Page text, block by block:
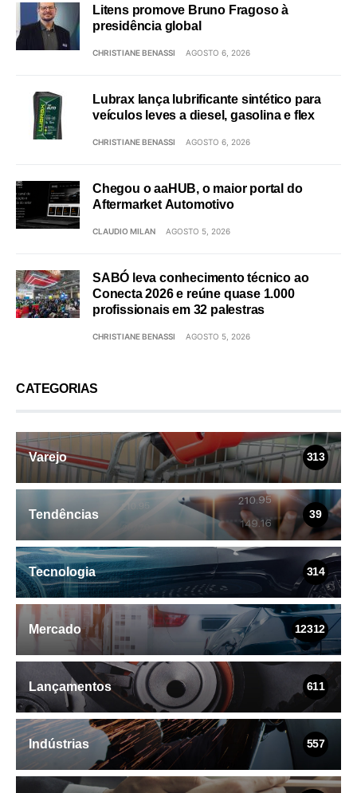
Litens promove Bruno Fragoso à
presidência global
CHRISTIANE BENASSI AGOSTO 6, 2026
Lubrax lança lubrificante sintético para
veículos leves a diesel, gasolina e flex
CHRISTIANE BENASSI AGOSTO 6, 2026
Chegou o aaHUB, o maior portal do
Aftermarket Automotivo
CLAUDIO MILAN AGOSTO 5, 2026
SABÓ leva conhecimento técnico ao
Conecta 2026 e reúne quase 1.000
profissionais em 32 palestras
CHRISTIANE BENASSI AGOSTO 5, 2026
CATEGORIAS
Varejo 313
Tendências 39
Tecnologia 314
Mercado 12312
Lançamentos 611
Indústrias 557